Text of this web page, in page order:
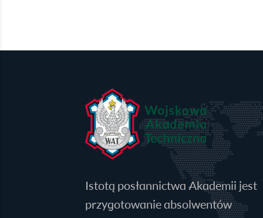
Istotą posłannictwa Akademii jest
przygotowanie absolwentów